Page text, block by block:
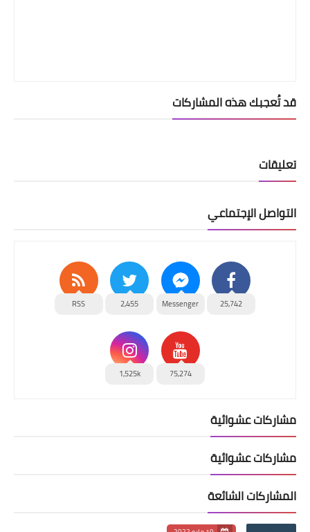
قد تُعجبك هذه المشاركات
تعليقات
التواصل الإجتماعي
25,742
Messenger
2,455
RSS
75,274
1,525k
مشاركات عشوائية
مشاركات عشوائية
المشاركات الشائعة